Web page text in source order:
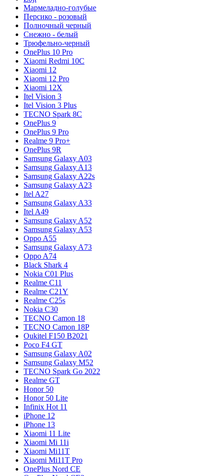
Мармеладно-голубые
Персико - розовый
Полночный черный
Снежно - белый
Трюфельно-черный
OnePlus 10 Pro
Xiaomi Redmi 10C
Xiaomi 12
Xiaomi 12 Pro
Xiaomi 12X
Itel Vision 3
Itel Vision 3 Plus
TECNO Spark 8C
OnePlus 9
OnePlus 9 Pro
Realme 9 Pro+
OnePlus 9R
Samsung Galaxy A03
Samsung Galaxy A13
Samsung Galaxy A22s
Samsung Galaxy A23
Itel A27
Samsung Galaxy A33
Itel A49
Samsung Galaxy A52
Samsung Galaxy A53
Oppo A55
Samsung Galaxy A73
Oppo A74
Black Shark 4
Nokia C01 Plus
Realme C11
Realme C21Y
Realme C25s
Nokia C30
TECNO Camon 18
TECNO Camon 18P
Oukitel F150 B2021
Poco F4 GT
Samsung Galaxy A02
Samsung Galaxy M52
TECNO Spark Go 2022
Realme GT
Honor 50
Honor 50 Lite
Infinix Hot 11
iPhone 12
iPhone 13
Xiaomi 11 Lite
Xiaomi Mi 11i
Xiaomi Mi11T
Xiaomi Mi11T Pro
OnePlus Nord CE